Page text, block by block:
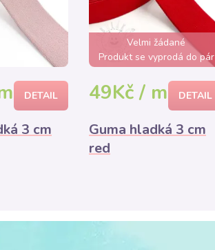
DETAIL
3 cm
Velmi žádané
Produkt se vyprodá do pár
hodin
49Kč / m DETAIL
Guma hladká 3 cm
red